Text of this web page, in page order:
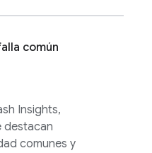
común
Insights,
destacan
comunes y